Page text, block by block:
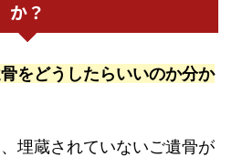
か？
をどうしたらいいのか分か
埋蔵されていないご遺骨が